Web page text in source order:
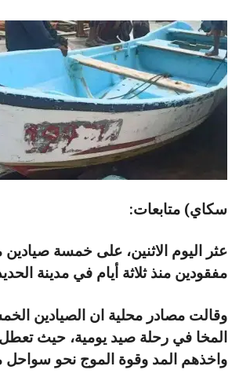
سكاي) متابعات:
عثر اليوم الاثنين، على خمسة صيادين
مفقودين منذ ثلاثة أيام في مدينة
وقالت مصادر محلية ان الصيادين
المخا في رحلة صيد يومية، حيث
واخذهم المد وقوة الموج نحو سواحل